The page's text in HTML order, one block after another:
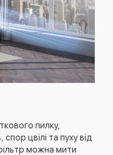
пилку,
цвілі та пуху від
можна мити